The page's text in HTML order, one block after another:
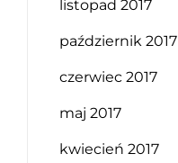
listopad 2017
październik 2017
czerwiec 2017
maj 2017
kwiecień 2017